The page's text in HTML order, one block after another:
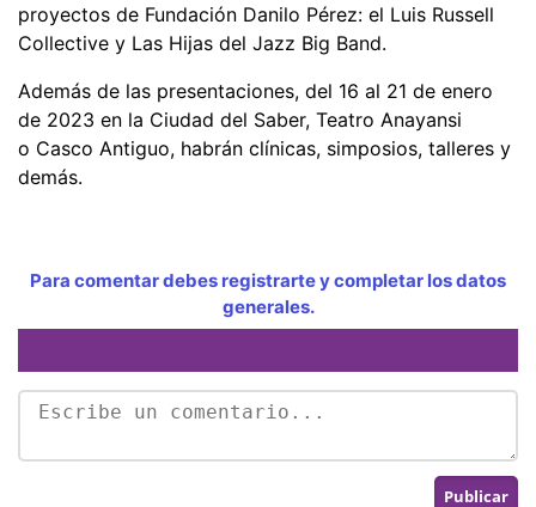
proyectos de Fundación Danilo Pérez: el Luis Russell
Collective y Las Hijas del Jazz Big Band.
Además de las presentaciones, del 16 al 21 de enero
de 2023 en la Ciudad del Saber, Teatro Anayansi
o Casco Antiguo, habrán clínicas, simposios, talleres y
demás.
Para comentar debes registrarte y completar los datos
generales.